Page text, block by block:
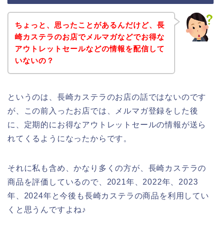
ちょっと、思ったことがあるんだけど、長
崎カステラのお店でメルマガなどでお得な
アウトレットセールなどの情報を配信して
いないの？
というのは、長崎カステラのお店の話ではないのです
が、この前入ったお店では、メルマガ登録をした後
に、定期的にお得なアウトレットセールの情報が送ら
れてくるようになったからです。
それに私も含め、かなり多くの方が、長崎カステラの
商品を評価しているので、2021年、2022年、2023
年、2024年と今後も長崎カステラの商品を利用してい
くと思うんですよね♪